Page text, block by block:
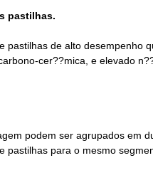
pastilhas.
de alto
cer??mica, e elevado
podem ser agrupados
pastilhas para o mesmo